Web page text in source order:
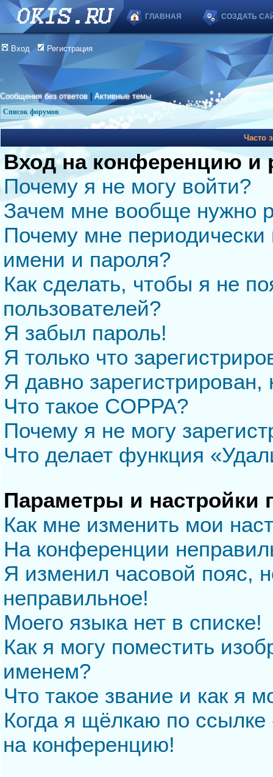
ГЛАВНАЯ СОЗДАТЬ
Вход Регистрация
Сообщения без ответов |Активные темы
Список форумов
Часто
Вход на конференцию и
Почему я не могу войти?
Зачем мне вообще нужно
Почему мне периодически
имени и пароля?
Как сделать, чтобы я не
пользователей?
Я забыл пароль!
Я только что
Я давно
Что такое COPPA?
Почему я не могу
Что делает функция
Параметры и настройки
Как мне изменить мои
На конференции
Я изменил часовой пояс,
неправильное!
Моего языка нет в списке!
Как я могу поместить
именем?
Что такое звание и как я
Когда я щёлкаю по
на конференцию!